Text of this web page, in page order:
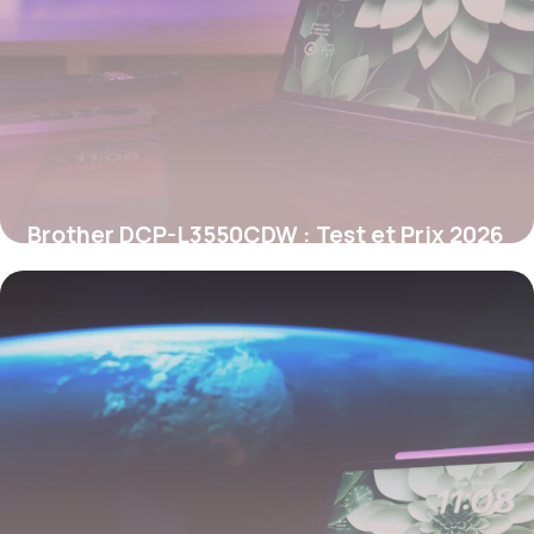
Brother DCP-L3550CDW : Test et Prix 2026
25 mai 2026